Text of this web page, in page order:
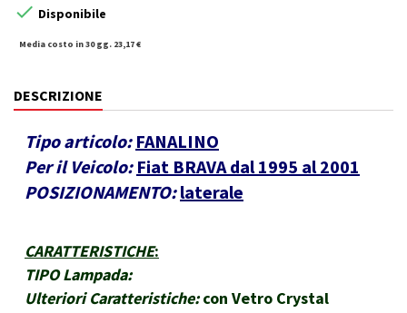
 Disponibile
Media costo in 30 gg. 23,17 €
DESCRIZIONE
Tipo articolo: FANALINO
Per il Veicolo: Fiat BRAVA dal 1995 al 2001
POSIZIONAMENTO: laterale
CARATTERISTICHE:
TIPO Lampada:
Ulteriori Caratteristiche: con Vetro Crystal